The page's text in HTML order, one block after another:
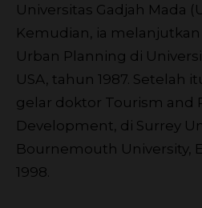
Universitas Gadjah Mada
Kemudian, ia
Urban Planning di
USA, tahun 1987. Setelah
gelar doktor Tourism and
Development, di Surrey
Bournemouth University,
1998.